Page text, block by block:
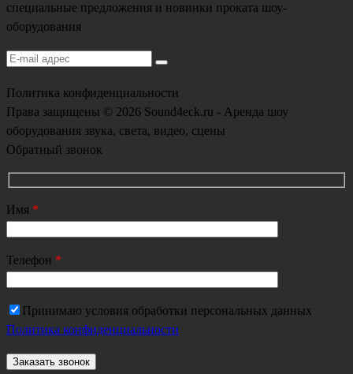
специальные предложения и новинки проката шоу-
оборудования
Политика конфиденциальности
Права защищены © 2026 Sound4eck.ru - Аренда шоу
оборудования звука, света, видео, сцены
Обратный звонок
Имя *
Телефон *
Принимаю условия обработки персональных данных
Политика конфиденциальности